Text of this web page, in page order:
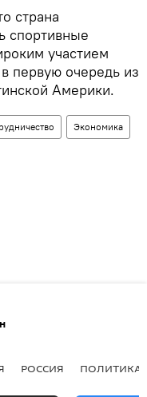
страна
спортивные
участием
первую очередь из
Америки.
Экономика
РОССИЯ ПОЛИТИКА